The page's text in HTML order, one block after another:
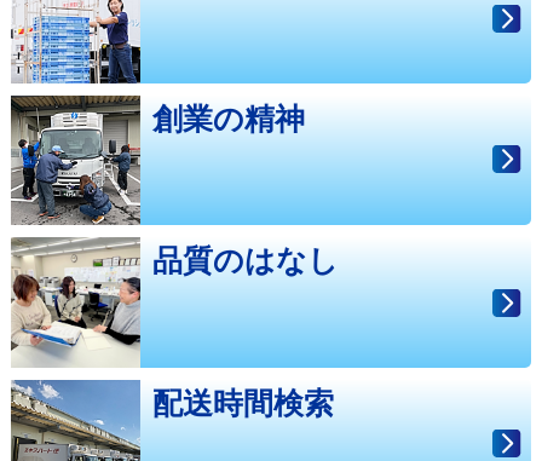
創業の精神
品質のはなし
配送時間検索